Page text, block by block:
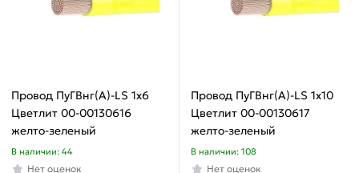
Провод ПуГВнг(А)-LS 1х6
Цветлит 00-00130616
желто-зеленый
В наличии: 44
Нет оценок
Провод ПуГВнг(А)-LS 1х10
Цветлит 00-00130617
желто-зеленый
В наличии: 108
Нет оценок